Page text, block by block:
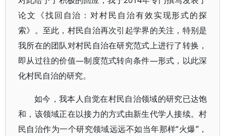
论文《找回自治：对村民自治有效实现形式的探
索》。至此，村民自治再次引起学界的关注，特别是
我所在的团队对村民自治在研究范式上进行了转换，
即从过往的价值—制度范式转向条件—形式，以此深
化村民自治的研究。
如今，我本人自觉在村民自治领域的研究已达饱
和，该领域正在以接力的方式由新生代学人接续。村
民自治作为一个研究领域远远不如当年那样“火爆”，